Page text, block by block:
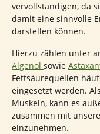
vervollständigen, da
damit eine sinnvolle
darstellen können.
Hierzu zählen unter
Algenöl sowie
Fettsäurequellen
eingesetzt werden.
Muskeln, kann es
zusammen mit
einzunehmen.